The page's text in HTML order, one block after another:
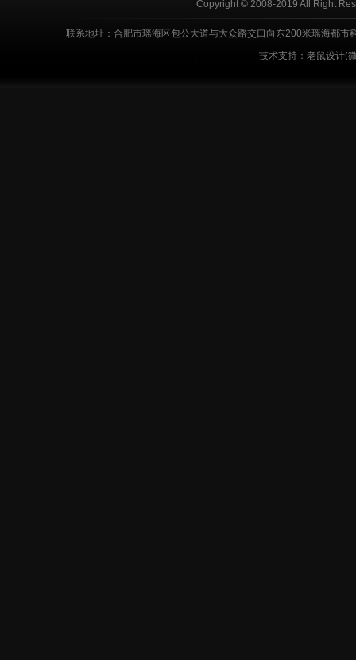
Copyright © 2008-2019 All Right
联系地址：合肥市瑶海区包公大道与大众路交口向东200米瑶海
技术支持：老鼠设计